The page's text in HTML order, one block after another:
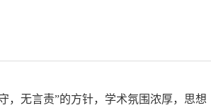
，无言责”的方针，学术氛围浓厚，思想